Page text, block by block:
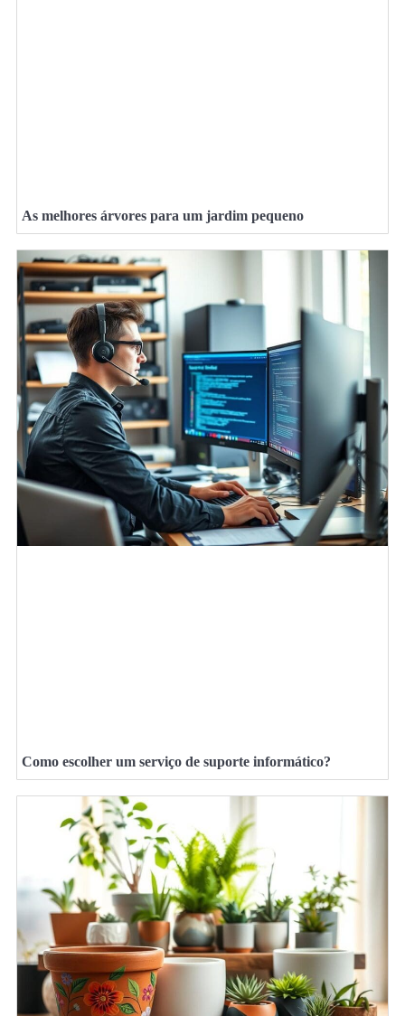
As melhores árvores para um jardim pequeno
Como escolher um serviço de suporte informático?